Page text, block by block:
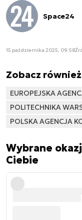
Space24
15 października 2025, 09:58
Zobacz również
EUROPEJSKA
POLITECHNIKA
POLSKA AGENCJA
Wybrane
Ciebie